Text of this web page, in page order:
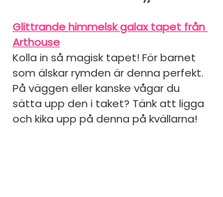
Glittrande himmelsk galax tapet från
Arthouse
Kolla in så magisk tapet! För barnet
som älskar rymden är denna perfekt.
På väggen eller kanske vågar du
sätta upp den i taket? Tänk att ligga
och kika upp på denna på kvällarna!